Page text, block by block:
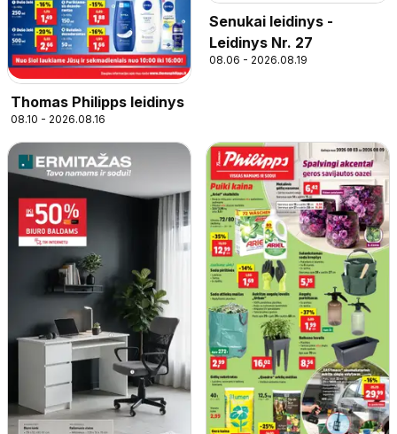
Thomas Philipps leidinys
08.10 - 2026.08.16
Senukai leidinys -
Leidinys Nr. 27
08.06 - 2026.08.19